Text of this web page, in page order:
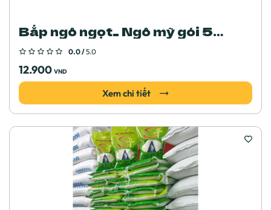
Bắp ngô ngọt_ Ngô mỹ gói 5
gram
0.0 /5.0
12.900 VND
Xem chi tiết